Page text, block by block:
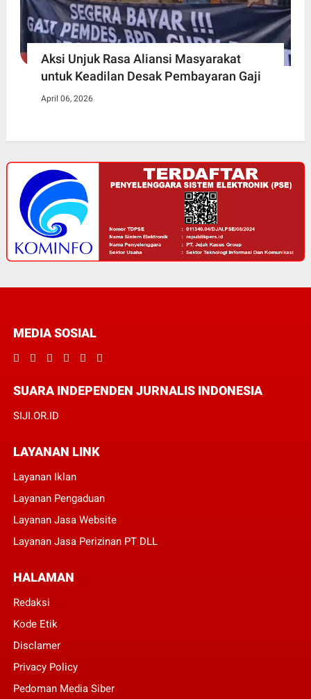
Aksi Unjuk Rasa Aliansi Masyarakat
untuk Keadilan Desak Pembayaran Gaji
April 06, 2026
MEDIA SOSIAL
SUARA INDEPENDEN JURNALIS INDONESIA
SIJI.OR.ID
LAYANAN LINK
Layanan Iklan
Layanan Pengaduan
Layanan Jasa Website
Layanan Jasa Perizinan PT DLL
HALAMAN
Redaksi
Kode Etik
Disclamer
Privacy Policy
Pedoman Media Siber